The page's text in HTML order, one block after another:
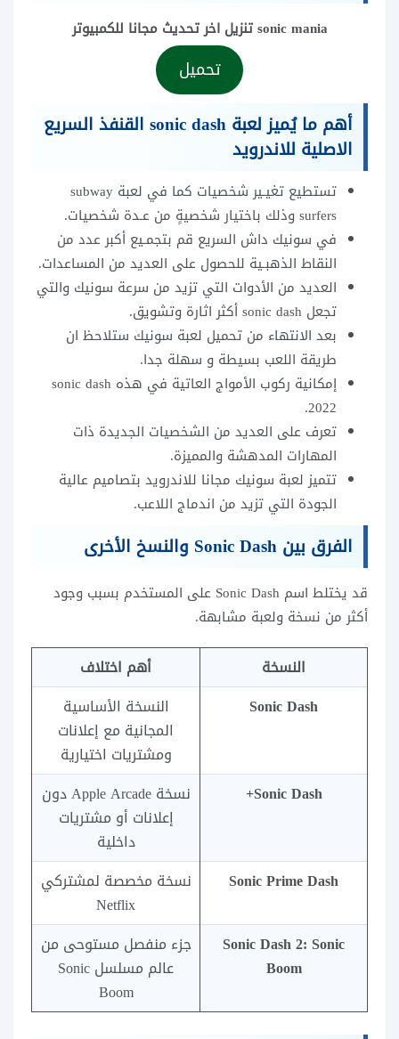
sonic mania تنزيل اخر تحديث مجانا للكمبيوتر
تحميل
أهم ما يُميز لعبة sonic dash القنفذ السريع
الاصلية للاندرويد
تستطيع تغيـير شخصيات كما في لعبة subway
surfers وذلك باختيار شخصيةٍ من عـدة شخصيات.
في سونيك داش السريع قم بتجمـيع أكبر عدد من
النقاط الذهبـية للحصول على العديد من المساعدات.
العديد من الأدوات التي تزيد من سرعة سونيك والتي
تجعل sonic dash أكثر اثارة وتشويق.
بعد الانتهاء من تحميل لعبة سونيك ستلاحظ ان
طريقة اللعب بسيطة و سهلة جدا.
إمكانية ركوب الأمواج العاتية في هذه sonic dash
2022.
تعرف على العديد من الشخصيات الجديدة ذات
المهارات المدهشة والمميزة.
تتميز لعبة سونيك مجانا للاندرويد بتصاميم عالية
الجودة التي تزيد من اندماج اللاعب.
الفرق بين Sonic Dash والنسخ الأخرى
قد يختلط اسم Sonic Dash على المستخدم بسبب وجود
أكثر من نسخة ولعبة مشابهة.
النسخة
أهم اختلاف
Sonic Dash
النسخة الأساسية
المجانية مع إعلانات
ومشتريات اختيارية
Sonic Dash+
نسخة Apple Arcade دون
إعلانات أو مشتريات
داخلية
Sonic Prime Dash
نسخة مخصصة لمشتركي
Netflix
Sonic Dash 2: Sonic
Boom
جزء منفصل مستوحى من
عالم مسلسل Sonic
Boom